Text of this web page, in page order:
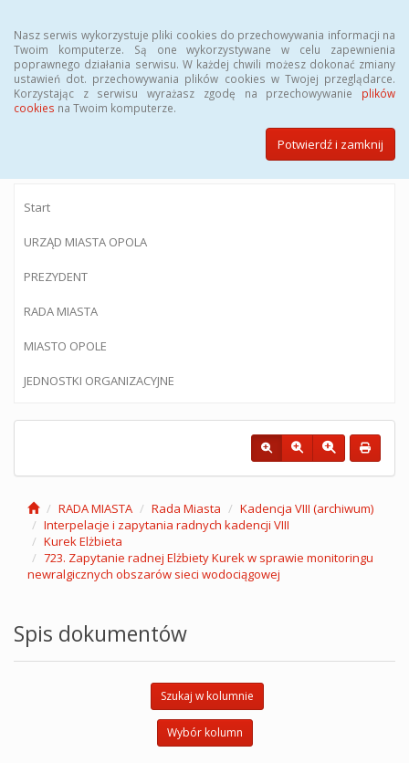
Nasz serwis wykorzystuje pliki cookies do przechowywania informacji na
Twoim komputerze. Są one wykorzystywane w celu zapewnienia
poprawnego działania serwisu. W każdej chwili możesz dokonać zmiany
ustawień dot. przechowywania plików cookies w Twojej przeglądarce.
Korzystając z serwisu wyrażasz zgodę na przechowywanie plików
cookies na Twoim komputerze.
Potwierdź i zamknij
BIULETYN INFORMACJI PUBLICZNEJ
Urzędu Miasta Opola
Start
URZĄD MIASTA OPOLA
PREZYDENT
RADA MIASTA
MIASTO OPOLE
JEDNOSTKI ORGANIZACYJNE
RADA MIASTA Rada Miasta
Kadencja VIII (archiwum)
Interpelacje i zapytania radnych kadencji VIII
Kurek Elżbieta
723. Zapytanie radnej Elżbiety Kurek w sprawie monitoringu
newralgicznych obszarów sieci wodociągowej
Spis dokumentów
Szukaj w kolumnie
Wybór kolumn